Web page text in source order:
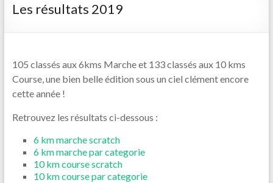
Les résultats 2019
105 classés aux 6kms Marche et 133 classés aux 10 kms
Course, une bien belle édition sous un ciel clément encore
cette année !
Retrouvez les résultats ci-dessous :
6 km marche scratch
6 km marche par categorie
10 km course scratch
10 km course par categorie